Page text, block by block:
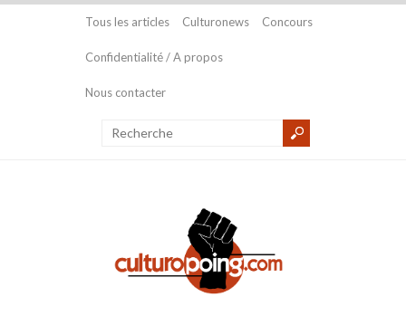
Tous les articles Culturonews Concours
Confidentialité / A propos
Nous contacter